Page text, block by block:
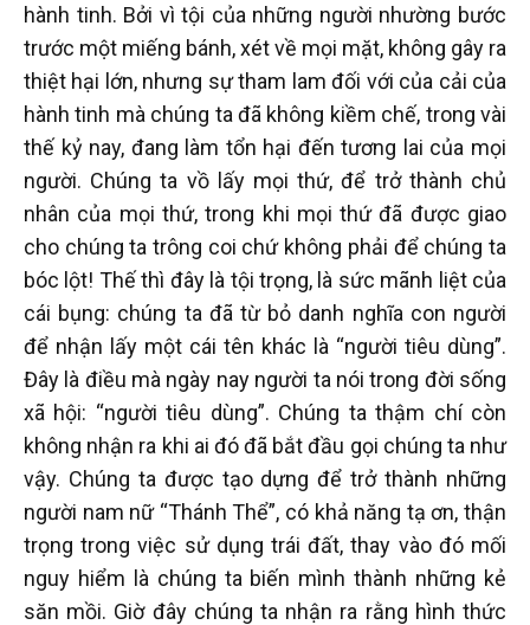
hành tinh. Bởi vì tội của những người nhường bước
trước một miếng bánh, xét về mọi mặt, không gây ra
thiệt hại lớn, nhưng sự tham lam đối với của cải của
hành tinh mà chúng ta đã không kiềm chế, trong vài
thế kỷ nay, đang làm tổn hại đến tương lai của mọi
người. Chúng ta vồ lấy mọi thứ, để trở thành chủ
nhân của mọi thứ, trong khi mọi thứ đã được giao
cho chúng ta trông coi chứ không phải để chúng ta
bóc lột! Thế thì đây là tội trọng, là sức mãnh liệt của
cái bụng: chúng ta đã từ bỏ danh nghĩa con người
để nhận lấy một cái tên khác là “người tiêu dùng”.
Đây là điều mà ngày nay người ta nói trong đời sống
xã hội: “người tiêu dùng”. Chúng ta thậm chí còn
không nhận ra khi ai đó đã bắt đầu gọi chúng ta như
vậy. Chúng ta được tạo dựng để trở thành những
người nam nữ “Thánh Thể”, có khả năng tạ ơn, thận
trọng trong việc sử dụng trái đất, thay vào đó mối
nguy hiểm là chúng ta biến mình thành những kẻ
săn mồi. Giờ đây chúng ta nhận ra rằng hình thức